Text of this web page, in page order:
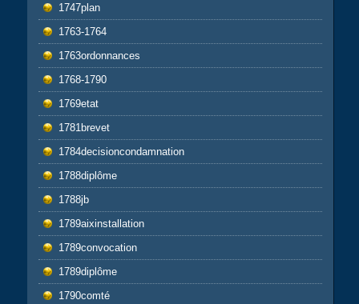
1747plan
1763-1764
1763ordonnances
1768-1790
1769etat
1781brevet
1784decisioncondamnation
1788diplôme
1788jb
1789aixinstallation
1789convocation
1789diplôme
1790comté